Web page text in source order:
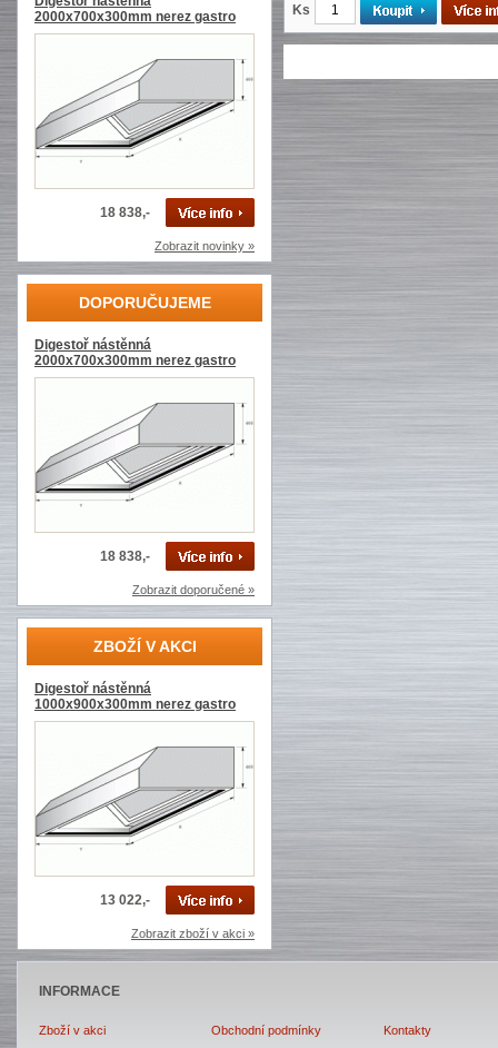
2000x700x300mm nerez gastro
18 838,-
Zobrazit novinky »
DOPORUČUJEME
Digestoř nástěnná
2000x700x300mm nerez gastro
18 838,-
Zobrazit doporučené »
ZBOŽÍ V AKCI
Digestoř nástěnná
1000x900x300mm nerez gastro
13 022,-
Zobrazit zboží v akci »
Ks
INFORMACE
Zboží v akci
Obchodní podmínky
Kontakty